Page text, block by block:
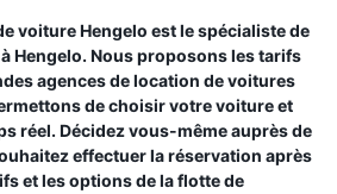
voitureHengelo est le spécialiste de
Hengelo. Nous proposons les tarifs
agences de location de voitures
de choisir votre voiture et
réel. Décidez vous-même auprès de
effectuer la réservation après
et les options de la flotte de